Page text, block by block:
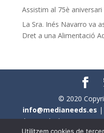
Assistim al 75è
La Sra. Inés Navarro va
Dret a una Alimentació
© 2020
info@medianeeds.es |
| Tots els drets
Utilitzem cookies de